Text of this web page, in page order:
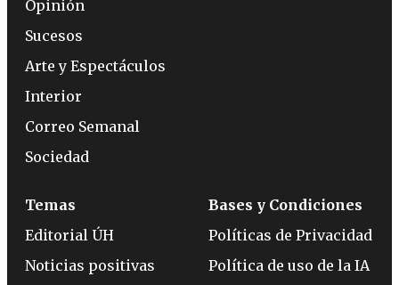
Opinión
Sucesos
Arte y Espectáculos
Interior
Correo Semanal
Sociedad
Temas
Editorial ÚH
Noticias positivas
Bases y Condiciones
Políticas de Privacidad
Política de uso de la IA